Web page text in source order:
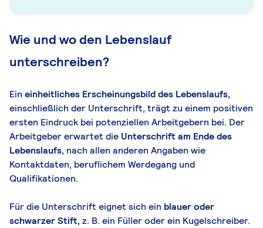
Wie und wo den Lebenslauf
unterschreiben?
Ein einheitliches Erscheinungsbild des Lebenslaufs,
einschließlich der Unterschrift, trägt zu einem positiven
ersten Eindruck bei potenziellen Arbeitgebern bei. Der
Arbeitgeber erwartet die Unterschrift am Ende des
Lebenslaufs, nach allen anderen Angaben wie
Kontaktdaten, beruflichem Werdegang und
Qualifikationen.
Für die Unterschrift eignet sich ein blauer oder
schwarzer Stift, z. B. ein Füller oder ein Kugelschreiber.